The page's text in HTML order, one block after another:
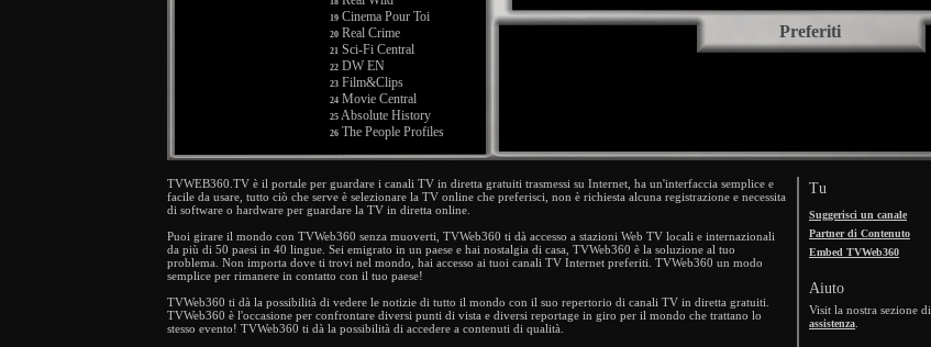
19 Cinema Pour Toi
20 Real Crime
21 Sci-Fi Central
22 DW EN
23 Film&Clips
24 Movie Central
25 Absolute History
26 The People Profiles
V Movies
29Flix For Free
30 Real Stories
31BFM TV
32V Movies
33Disney Junior
34Spark
35 Film&Clips
Euronews FR
37Euronews EN
38 Extreme Mysteries
Preferiti
TVWEB360.TV è il portale per guardare i canali TV in diretta gratuiti trasmessi su Internet, ha un'interfaccia semplice e
facile da usare, tutto ciò che serve è selezionare la TV online che preferisci, non è richiesta alcuna registrazione e necessita
di software o hardware per guardare la TV in diretta online.
Puoi girare il mondo con TVWeb360 senza muoverti, TVWeb360 ti dà accesso a stazioni Web TV locali e internazionali
da più di 50 paesi in 40 lingue. Sei emigrato in un paese e hai nostalgia di casa, TVWeb360 è la soluzione al tuo
problema. Non importa dove ti trovi nel mondo, hai accesso ai tuoi canali TV Internet preferiti. TVWeb360 un modo
semplice per rimanere in contatto con il tuo paese!
TVWeb360 ti dà la possibilità di vedere le notizie di tutto il mondo con il suo repertorio di canali TV in diretta gratuiti.
TVWeb360 è l'occasione per confrontare diversi punti di vista e diversi reportage in giro per il mondo che trattano lo
stesso evento! TVWeb360 ti dà la possibilità di accedere a contenuti di qualità.
Tu
Suggerisci un canale
Partner di Contenuto
Embed TVWeb360
Aiuto
Visit la nostra sezione di
assistenza